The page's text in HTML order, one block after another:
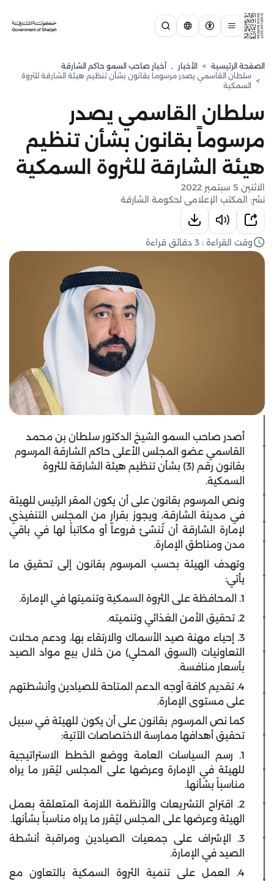
الصفحة الرئيسية > الأخبار , أخبار صاحب السمو حاكم الشارقة
>
سلطان القاسمي يصدر مرسوماً بقانون بشأن تنظيم هيئة الشارقة للثروة
السمكية
سلطان القاسمي يصدر
مرسوماً بقانون بشأن تنظيم
هيئة الشارقة للثروة السمكية
الاثنين 5 سبتمبر 2022
نشر: المكتب الإعلامي لحكومة الشارقة
وقت القراءة : 3 دقائق قراءة
أصدر صاحب السمو الشيخ الدكتور سلطان بن محمد
القاسمي عضو المجلس الأعلى حاكم الشارقة المرسوم
بقانون رقم (3) بشأن تنظيم هيئة الشارقة للثروة
السمكية.
ونص المرسوم بقانون على أن يكون المقر الرئيس للهيئة
في مدينة الشارقة، ويجوز بقرارٍ من المجلس التنفيذي
لإمارة الشارقة أن تُنشئ فروعاً أو مكاتباً لها في باقي
مدن ومناطق الإمارة.
وتهدف الهيئة بحسب المرسوم بقانون إلى تحقيق ما
يأتي:
1. المحافظة على الثروة السمكية وتنميتها في الإمارة.
2. تحقيق الأمن الغذائي وتنميته.
3. إحياء مهنة صيد الأسماك والارتقاء بها، ودعم محلات
التعاونيات (السوق المحلي) من خلال بيع مواد الصيد
بأسعار منافسة.
4. تقديم كافة أوجه الدعم المتاحة للصيادين وأنشطتهم
على مستوى الإمارة.
كما نص المرسوم بقانون على أن يكون للهيئة في سبيل
تحقيق أهدافها ممارسة الاختصاصات الآتية:
1. رسم السياسات العامة ووضع الخطط الاستراتيجية
للهيئة في الإمارة وعرضها على المجلس ليُقرر ما يراه
مناسباً بشأنها.
2. اقتراح التشريعات والأنظمة اللازمة المتعلقة بعمل
الهيئة وعرضها على المجلس ليُقرر ما يراه مناسباً بشأنها.
3. الإشراف على جمعيات الصيادين ومراقبة أنشطة
الصيد في الإمارة.
4. العمل على تنمية الثروة السمكية بالتعاون مع